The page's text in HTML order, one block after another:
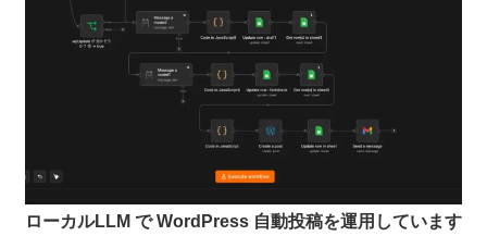
ローカルLLM で WordPress 自動投稿を運用しています